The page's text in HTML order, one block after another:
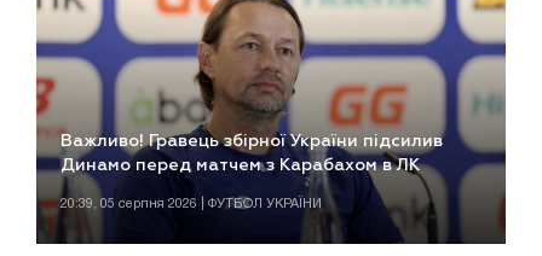
Важливо! Гравець збірної України підсилив
Динамо перед матчем з Карабахом в ЛК
20:39, 05 серпня 2026 | ФУТБОЛ УКРАЇНИ